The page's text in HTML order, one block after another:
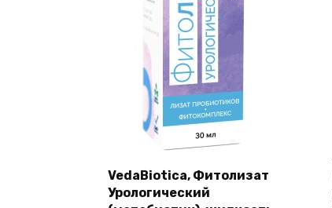
VedaBiotica, Фитолизат
Урологический